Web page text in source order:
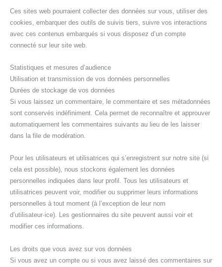
Ces sites web pourraient collecter des données sur vous, utiliser des
cookies, embarquer des outils de suivis tiers, suivre vos interactions
avec ces contenus embarqués si vous disposez d’un compte
connecté sur leur site web.
Statistiques et mesures d’audience
Utilisation et transmission de vos données personnelles
Durées de stockage de vos données
Si vous laissez un commentaire, le commentaire et ses métadonnées
sont conservés indéfiniment. Cela permet de reconnaître et approuver
automatiquement les commentaires suivants au lieu de les laisser
dans la file de modération.
Pour les utilisateurs et utilisatrices qui s’enregistrent sur notre site (si
cela est possible), nous stockons également les données
personnelles indiquées dans leur profil. Tous les utilisateurs et
utilisatrices peuvent voir, modifier ou supprimer leurs informations
personnelles à tout moment (à l’exception de leur nom
d’utilisateur·ice). Les gestionnaires du site peuvent aussi voir et
modifier ces informations.
Les droits que vous avez sur vos données
Si vous avez un compte ou si vous avez laissé des commentaires sur